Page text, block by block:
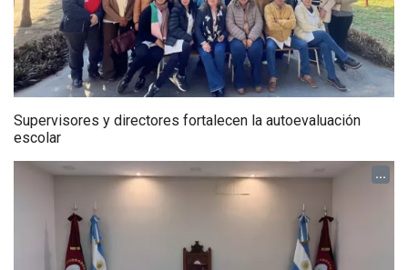
Supervisores y directores fortalecen la autoevaluación
escolar
...